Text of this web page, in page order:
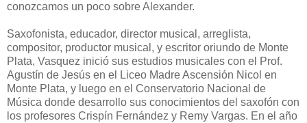
conozcamos un poco sobre Alexander.
Saxofonista, educador, director musical, arreglista,
compositor, productor musical, y escritor oriundo de Monte
Plata, Vasquez inició sus estudios musicales con el Prof.
Agustín de Jesús en el Liceo Madre Ascensión Nicol en
Monte Plata, y luego en el Conservatorio Nacional de
Música donde desarrollo sus conocimientos del saxofón con
los profesores Crispín Fernández y Remy Vargas. En el año